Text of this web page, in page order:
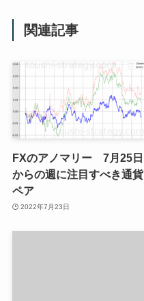
関連記事
FXのアノマリー 7月25日
からの週に注目すべき通貨
ペア
2022年7月23日